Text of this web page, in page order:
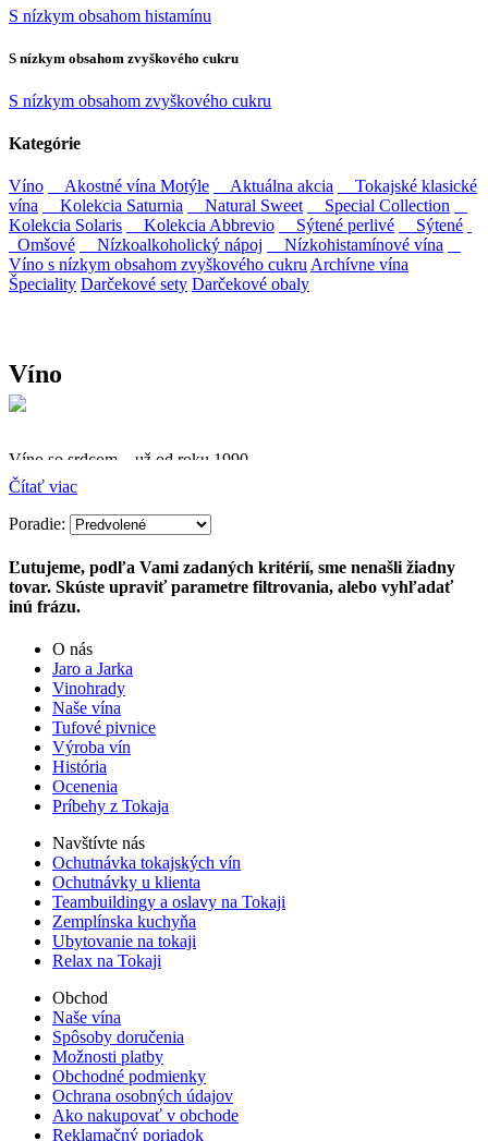
S nízkym obsahom histamínu
S nízkym obsahom zvyškového cukru
S nízkym obsahom zvyškového cukru
Kategórie
Víno Akostné vína Motýle Aktuálna akcia
Tokajské klasické
vína
Kolekcia Saturnia Natural Sweet
Special Collection
Kolekcia Solaris
Kolekcia Abbrevio Sýtené perlivé
Sýtené
Omšové
Nízkoalkoholický nápoj
Nízkohistamínové vína
Víno s nízkym obsahom zvyškového cukru Archívne vína
Špeciality Darčekové sety Darčekové obaly
Víno
Víno so srdcom – už od roku 1990
Firma Ostrožovič je najstaršou privátnou firmou na
slovenskom Tokaji.
priniesli na slovenský trh sólo spracované vína z tokajských odrôd
Furmint, Lipovina a Muškát žltý reduktívnou technológiou. Hrozno
spracúvame najmodernejšími technológiami, vrátane riadenej
Čítať viac
Poradie:
Ľutujeme, podľa Vami zadaných kritérií, sme nenašli žiadny
tovar. Skúste upraviť parametre filtrovania, alebo vyhľadať
inú frázu.
O nás
Jaro a Jarka
Vinohrady
Naše vína
Tufové pivnice
Výroba vín
História
Ocenenia
Príbehy z Tokaja
Navštívte nás
Ochutnávka tokajských vín
Ochutnávky u klienta
Teambuildingy a oslavy na Tokaji
Zemplínska kuchyňa
Ubytovanie na tokaji
Relax na Tokaji
Obchod
Naše vína
Spôsoby doručenia
Možnosti platby
Obchodné podmienky
Ochrana osobných údajov
Ako nakupovať v obchode
Reklamačný poriadok